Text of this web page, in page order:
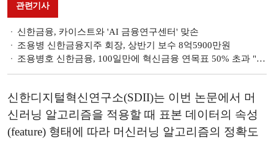
관련기사
신한금융, 카이스트와 'AI 금융연구센터' 맞손
조용병 신한금융지주 회장, 상반기 보수 8억5900만원
조용병호 신한금융, 100일만에 혁신금융 연목표 50% 초과 "산업혁신 뒷받침"
신한디지털혁신연구소(SDII)는 이번 논문에서 머
신러닝 알고리즘을 적용할 때 표본 데이터의 속성
(feature) 형태에 따라 머신러닝 알고리즘의 정확도